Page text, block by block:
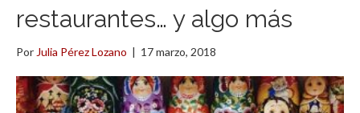
restaurantes… y algo más
Por Julia Pérez Lozano | 17 marzo, 2018